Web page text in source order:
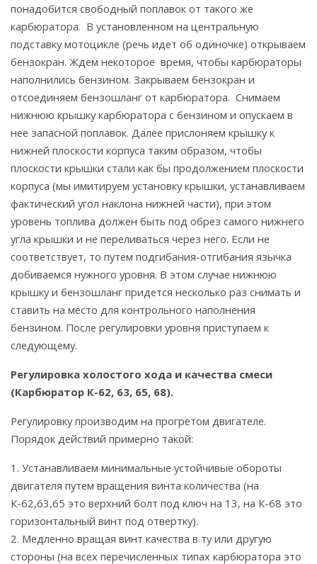
понадобится свободный поплавок от такого же
карбюратора. В установленном на центральную
подставку мотоцикле (речь идет об одиночке) открываем
бензокран. Ждем некоторое время, чтобы карбюраторы
наполнились бензином. Закрываем бензокран и
отсоединяем бензошланг от карбюратора. Снимаем
нижнюю крышку карбюратора с бензином и опускаем в
нее запасной поплавок. Далее прислоняем крышку к
нижней плоскости корпуса таким образом, чтобы
плоскости крышки стали как бы продолжением плоскости
корпуса (мы имитируем установку крышки, устанавливаем
фактический угол наклона нижней части), при этом
уровень топлива должен быть под обрез самого нижнего
угла крышки и не переливаться через него. Если не
соответствует, то путем подгибания-отгибания язычка
добиваемся нужного уровня. В этом случае нижнюю
крышку и бензошланг придется несколько раз снимать и
ставить на место для контрольного наполнения
бензином. После регулировки уровня приступаем к
следующему.
Регулировка холостого хода и качества смеси
(Карбюратор К-62, 63, 65, 68).
Регулировку производим на прогретом двигателе.
Порядок действий примерно такой:
1. Устанавливаем минимальные устойчивые обороты
двигателя путем вращения винта количества (на
К-62,63,65 это верхний болт под ключ на 13, на К-68 это
горизонтальный винт под отвертку).
2. Медленно вращая винт качества в ту или другую
стороны (на всех перечисленных типах карбюратора это